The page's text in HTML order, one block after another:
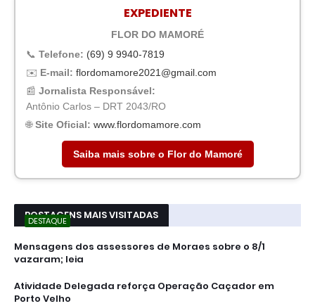
EXPEDIENTE
FLOR DO MAMORÉ
📞 Telefone: (69) 9 9940-7819
✉️ E-mail: flordomamore2021@gmail.com
📰 Jornalista Responsável:
Antônio Carlos – DRT 2043/RO
🌐Site Oficial: www.flordomamore.com
Saiba mais sobre o Flor do Mamoré
POSTAGENS MAIS VISITADAS
DESTAQUE
Mensagens dos assessores de Moraes sobre o 8/1
vazaram; leia
Atividade Delegada reforça Operação Caçador em
Porto Velho